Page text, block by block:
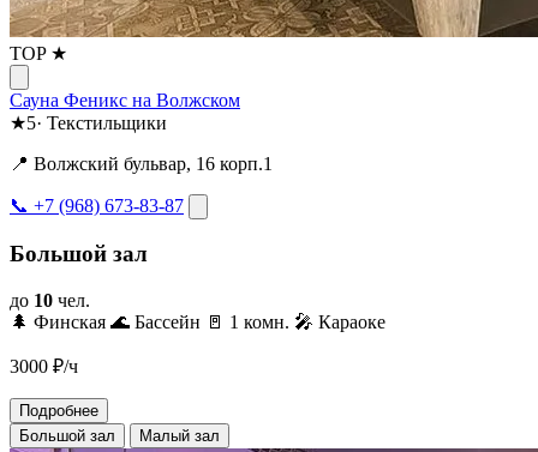
TOP ★
Сауна Феникс на Волжском
★5· Текстильщики
📍 Волжский бульвар, 16 корп.1
📞 +7 (968) 673-83-87
Большой зал
до 10 чел.
🌲 Финская 🌊 Бассейн 🚪 1 комн. 🎤 Караоке
3000 ₽/ч
Подробнее
Большой зал
Малый зал